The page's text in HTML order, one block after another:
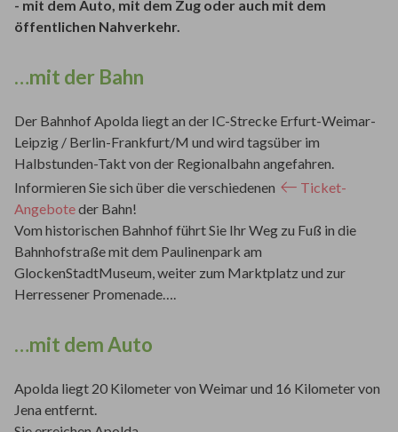
- mit dem Auto, mit dem Zug oder auch mit dem
öffentlichen Nahverkehr.
…mit der Bahn
Der Bahnhof Apolda liegt an der IC-Strecke Erfurt-Weimar-
Leipzig / Berlin-Frankfurt/M und wird tagsüber im
Halbstunden-Takt von der Regionalbahn angefahren.
Informieren Sie sich über die verschiedenen
Ticket-
Angeboteder Bahn!
Vom historischen Bahnhof führt Sie Ihr Weg zu Fuß in die
Bahnhofstraße mit dem Paulinenpark am
GlockenStadtMuseum, weiter zum Marktplatz und zur
Herressener Promenade….
…mit dem Auto
Apolda liegt 20 Kilometer von Weimar und 16 Kilometer von
Jena entfernt.